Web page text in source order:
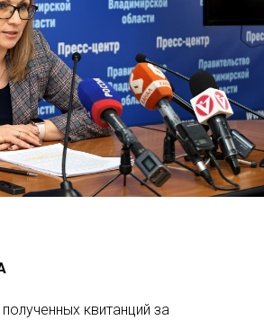
квитанций за